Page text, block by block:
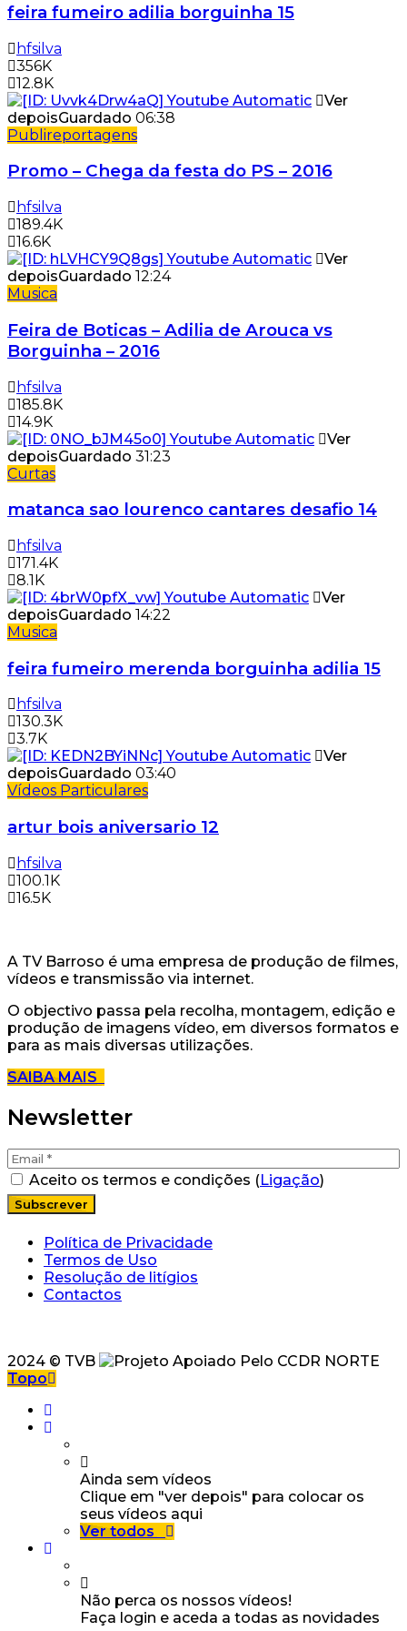
feira fumeiro adilia borguinha 15
hfsilva
356K
12.8K
Ver
depoisGuardado 06:38
Publireportagens
Promo – Chega da festa do PS – 2016
hfsilva
189.4K
16.6K
Ver
depoisGuardado 12:24
Musica
Feira de Boticas – Adilia de Arouca vs
Borguinha – 2016
hfsilva
185.8K
14.9K
Ver
depoisGuardado 31:23
Curtas
matanca sao lourenco cantares desafio 14
hfsilva
171.4K
8.1K
Ver
depoisGuardado 14:22
Musica
feira fumeiro merenda borguinha adilia 15
hfsilva
130.3K
3.7K
Ver
depoisGuardado 03:40
Vídeos Particulares
artur bois aniversario 12
hfsilva
100.1K
16.5K
A TV Barroso é uma empresa de produção de filmes,
vídeos e transmissão via internet.
O objectivo passa pela recolha, montagem, edição e
produção de imagens vídeo, em diversos formatos e
para as mais diversas utilizações.
SAIBA MAIS
Newsletter
Aceito os termos e condições (Ligação)
Política de Privacidade
Termos de Uso
Resolução de litígios
Contactos
2024 © TVB
Topo
Ainda sem vídeos
Clique em "ver depois" para colocar os
seus vídeos aqui
Ver todos
Não perca os nossos vídeos!
Faça login e aceda a todas as novidades